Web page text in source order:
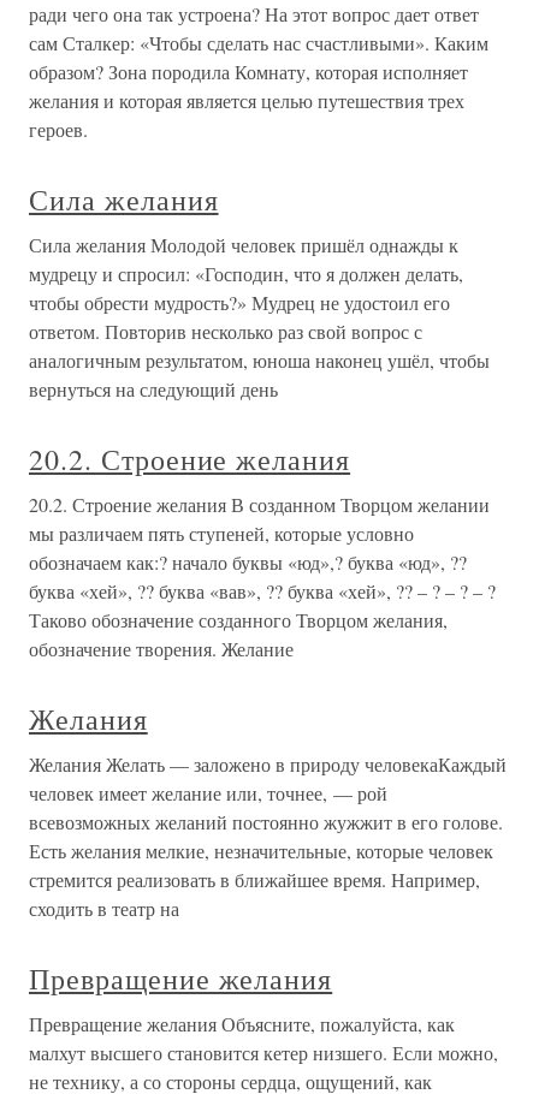
ради чего она так устроена? На этот вопрос дает ответ
сам Сталкер: «Чтобы сделать нас счастливыми». Каким
образом? Зона породила Комнату, которая исполняет
желания и которая является целью путешествия трех
героев.
Сила желания
Сила желания Молодой человек пришёл однажды к
мудрецу и спросил: «Господин, что я должен делать,
чтобы обрести мудрость?» Мудрец не удостоил его
ответом. Повторив несколько раз свой вопрос с
аналогичным результатом, юноша наконец ушёл, чтобы
вернуться на следующий день
20.2. Строение желания
20.2. Строение желания В созданном Творцом желании
мы различаем пять ступеней, которые условно
обозначаем как:? начало буквы «юд»,? буква «юд», ??
буква «хей», ?? буква «вав», ?? буква «хей», ?? – ? – ? – ?
Таково обозначение созданного Творцом желания,
обозначение творения. Желание
Желания
Желания Желать — заложено в природу человекаКаждый
человек имеет желание или, точнее, — рой
всевозможных желаний постоянно жужжит в его голове.
Есть желания мелкие, незначительные, которые человек
стремится реализовать в ближайшее время. Например,
сходить в театр на
Превращение желания
Превращение желания Объясните, пожалуйста, как
малхут высшего становится кетер низшего. Если можно,
не технику, а со стороны сердца, ощущений, как